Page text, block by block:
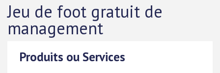
Jeu de foot gratuit de
management
Produits ou Services